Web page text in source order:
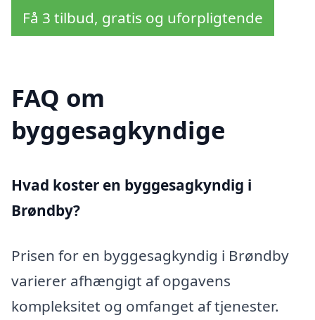
Få 3 tilbud, gratis og uforpligtende
FAQ om
byggesagkyndige
Hvad koster en byggesagkyndig i
Brøndby?
Prisen for en byggesagkyndig i Brøndby
varierer afhængigt af opgavens
kompleksitet og omfanget af tjenester.